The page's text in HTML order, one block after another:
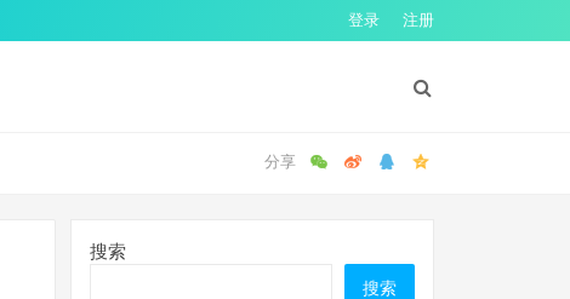
登录 注册
搜索
搜索